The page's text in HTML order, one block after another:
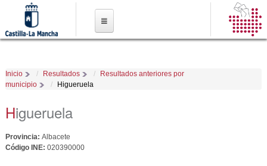
contenido
Inicio Resultados
Resultados anteriores por
municipio
Higueruela
Higueruela
Provincia: Albacete
Código INE: 020390000